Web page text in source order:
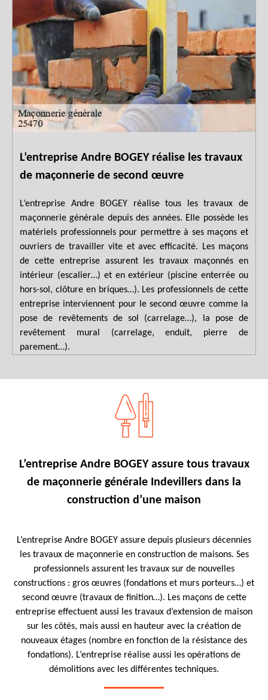
L’entreprise Andre BOGEY réalise les travaux
de maçonnerie de second œuvre
L’entreprise Andre BOGEY réalise tous les travaux de
maçonnerie générale depuis des années. Elle possède les
matériels professionnels pour permettre à ses maçons et
ouvriers de travailler vite et avec efficacité. Les maçons
de cette entreprise assurent les travaux maçonnés en
intérieur (escalier…) et en extérieur (piscine enterrée ou
hors-sol, clôture en briques…). Les professionnels de cette
entreprise interviennent pour le second œuvre comme la
pose de revêtements de sol (carrelage…), la pose de
revêtement mural (carrelage, enduit, pierre de
parement…).
L’entreprise Andre BOGEY assure tous travaux
de maçonnerie générale Indevillers dans la
construction d’une maison
L’entreprise Andre BOGEY assure depuis plusieurs décennies
les travaux de maçonnerie en construction de maisons. Ses
professionnels assurent les travaux sur de nouvelles
constructions : gros œuvres (fondations et murs porteurs…) et
second œuvre (travaux de finition…). Les maçons de cette
entreprise effectuent aussi les travaux d’extension de maison
sur les côtés, mais aussi en hauteur avec la création de
nouveaux étages (nombre en fonction de la résistance des
fondations). L’entreprise réalise aussi les opérations de
démolitions avec les différentes techniques.